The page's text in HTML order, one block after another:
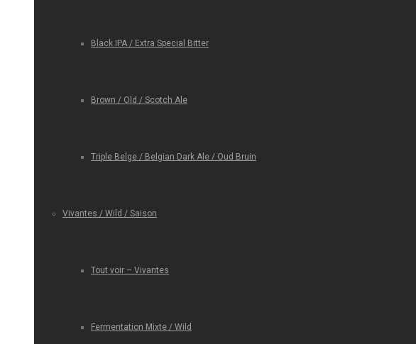
Black IPA / Extra Special Bitter
Brown / Old / Scotch Ale
Triple Belge / Belgian Dark Ale / Oud Bruin
Vivantes / Wild / Saison
Tout voir – Vivantes
Fermentation Mixte / Wild